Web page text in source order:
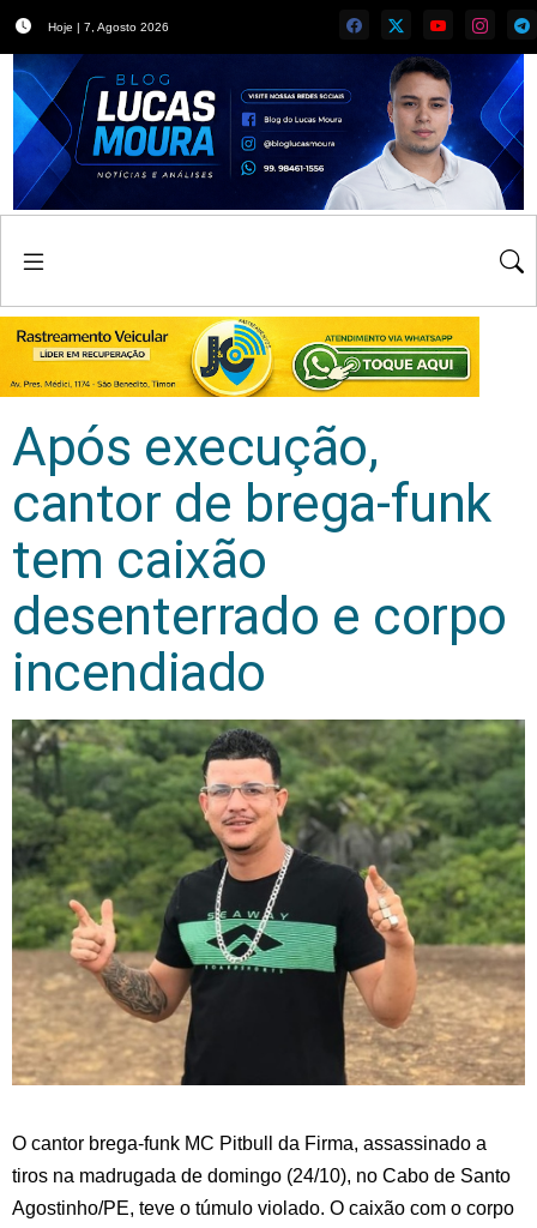
Hoje | 7, Agosto 2026
Após execução,
cantor de brega-funk
tem caixão
desenterrado e corpo
incendiado
O cantor brega-funk MC Pitbull da Firma, assassinado a
tiros na madrugada de domingo (24/10), no Cabo de Santo
Agostinho/PE, teve o túmulo violado. O caixão com o corpo